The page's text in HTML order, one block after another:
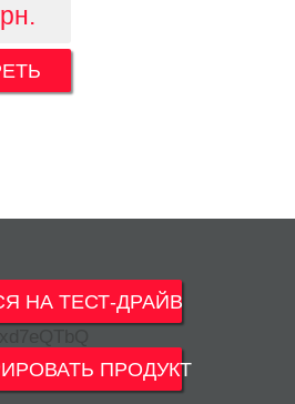
НА ТЕСТ-ДРАЙВ
ПРОДУКТ